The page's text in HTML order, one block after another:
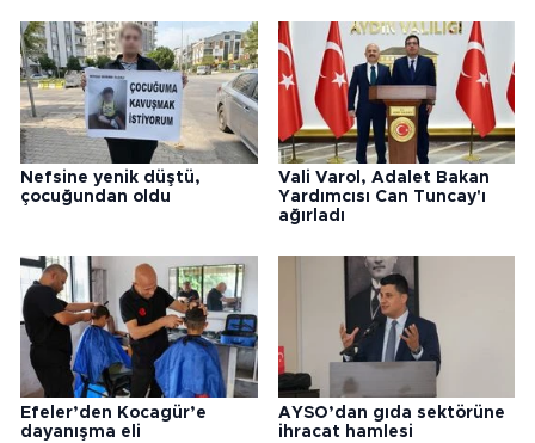
Nefsine yenik düştü,
çocuğundan oldu
Vali Varol, Adalet Bakan
Yardımcısı Can Tuncay'ı
ağırladı
Efeler’den Kocagür’e
dayanışma eli
AYSO’dan gıda sektörüne
ihracat hamlesi